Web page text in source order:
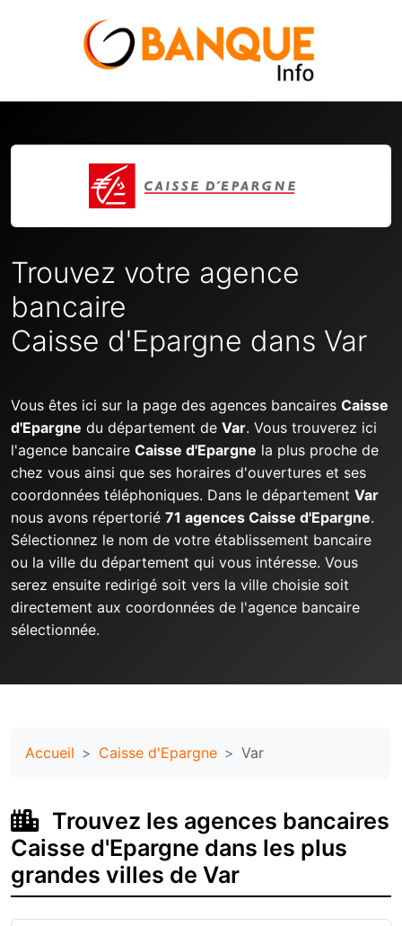
Trouvez votre agence
bancaire
Caisse d'Epargne dans Var
Vous êtes ici sur la page des agences bancaires Caisse
d'Epargne du département de Var. Vous trouverez ici
l'agence bancaire Caisse d'Epargne la plus proche de
chez vous ainsi que ses horaires d'ouvertures et ses
coordonnées téléphoniques. Dans le département Var
nous avons répertorié 71 agences Caisse d'Epargne.
Sélectionnez le nom de votre établissement bancaire
ou la ville du département qui vous intéresse. Vous
serez ensuite redirigé soit vers la ville choisie soit
directement aux coordonnées de l'agence bancaire
sélectionnée.
Accueil Caisse d'Epargne Var
Trouvez les agences bancaires
Caisse d'Epargne dans les plus
grandes villes de Var